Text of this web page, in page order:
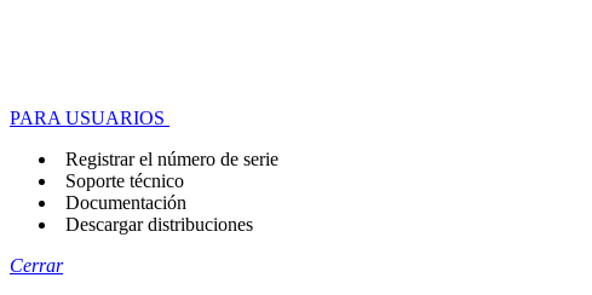
PARA USUARIOS
Registrar el número de serie
Soporte técnico
Documentación
Descargar distribuciones
Cerrar